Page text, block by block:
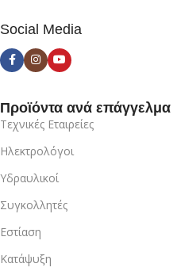
Social Media
Προϊόντα ανά επάγγελμα
Τεχνικές Εταιρείες
Ηλεκτρολόγοι
Υδραυλικοί
Συγκολλητές
Εστίαση
Κατάψυξη